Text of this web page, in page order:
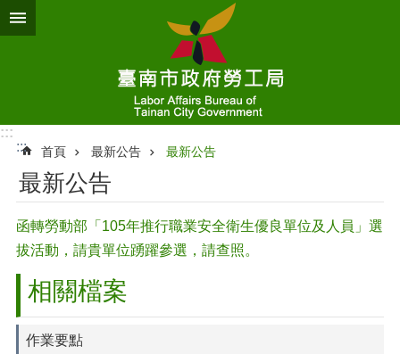
跳到主要內容區塊
:::
:::
首頁 最新公告 最新公告
最新公告
函轉勞動部「105年推行職業安全衛生優良單位及人員」選
拔活動，請貴單位踴躍參選，請查照。
相關檔案
作業要點